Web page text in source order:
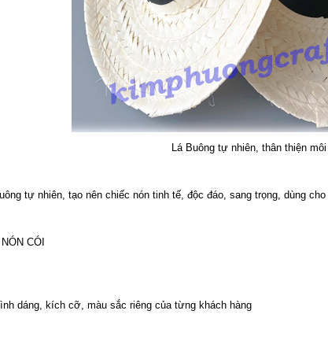
Lá Buông tự nhiên, thân thiện
tự nhiên, tạo nên chiếc nón tinh tế, độc đáo, sang trọng, dùng
CÓI
dáng, kích cỡ, màu sắc riêng của từng khách hàng